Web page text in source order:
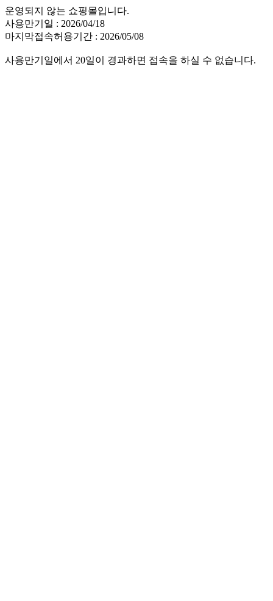
운영되지 않는 쇼핑몰입니다.
사용만기일 : 2026/04/18
마지막접속허용기간 : 2026/05/08
사용만기일에서 20일이 경과하면 접속을 하실 수 없습니다.